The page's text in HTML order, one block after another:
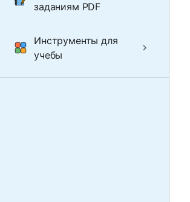
заданиям PDF
Инструменты для
учебы